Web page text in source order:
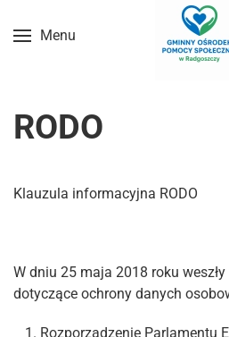
Przejdź do treści głównej
Menu
RODO
Klauzula informacyjna RODO
W dniu 25 maja 2018 roku
dotyczące ochrony danych
Rozporządzenie Parlamentu